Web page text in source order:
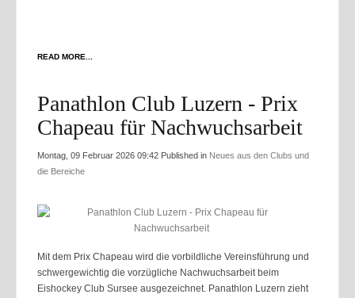
READ MORE...
Panathlon Club Luzern - Prix
Chapeau für Nachwuchsarbeit
Montag, 09 Februar 2026 09:42 Published in Neues aus den Clubs und
die Bereiche
Mit dem Prix Chapeau wird die vorbildliche Vereinsführung und
schwergewichtig die vorzügliche Nachwuchsarbeit beim
Eishockey Club Sursee ausgezeichnet. Panathlon Luzern zieht